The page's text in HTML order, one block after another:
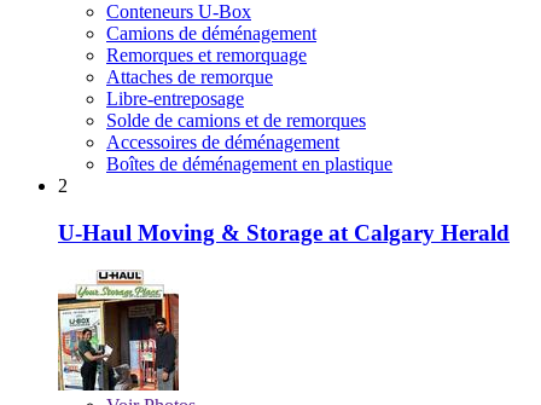
Conteneurs U-Box
Camions de déménagement
Remorques et remorquage
Attaches de remorque
Libre-entreposage
Solde de camions et de remorques
Accessoires de déménagement
Boîtes de déménagement en plastique
2
U-Haul Moving & Storage at Calgary Herald